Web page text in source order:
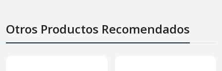
Otros Productos Recomendados